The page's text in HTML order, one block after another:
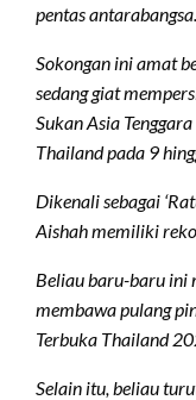
pentas antarabangsa.
Sokongan ini amat
sedang giat
Sukan Asia
Thailand pada 9
Dikenali sebagai
Aishah memiliki
Beliau baru-baru ini
membawa pulang
Terbuka Thailand
Selain itu, beliau